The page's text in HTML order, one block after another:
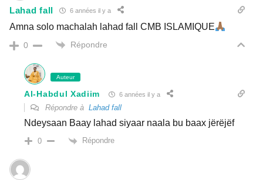
Lahad fall 6 années il y a
Amna solo machalah lahad fall CMB ISLAMIQUE
0 Répondre
Auteur
Al-Habdul Xadiim 6 années il y a
Répondre à Lahad fall
Ndeysaan Baay lahad siyaar naala bu baax jërëjëf
0 Répondre